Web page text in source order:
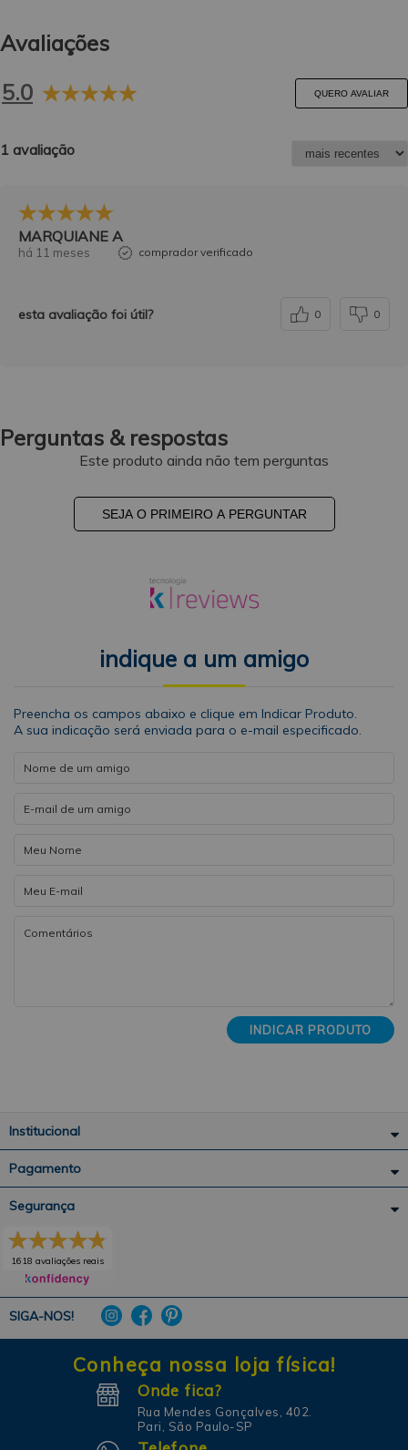
Avaliações
5.0
QUERO AVALIAR
1 avaliação
MARQUIANE A
há 11 meses comprador verificado
esta avaliação foi útil? 0 0
Perguntas & respostas
Este produto ainda não tem perguntas
SEJA O PRIMEIRO A PERGUNTAR
indique a um amigo
Preencha os campos abaixo e clique em Indicar Produto.
A sua indicação será enviada para o e-mail especificado.
INDICAR PRODUTO
Institucional
Pagamento
SIGA-NOS!
Segurança
1618 avaliações reais
Conheça nossa loja física!
Onde fica?
Rua Mendes Gonçalves, 402.
Pari, São Paulo-SP